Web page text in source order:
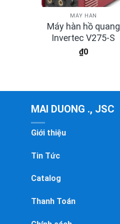
MÁY HÀN
Máy hàn hồ quang
Invertec V275-S
₫0
MAI DUONG ., JSC
Giới thiệu
Tin Tức
Catalog
Thanh Toán